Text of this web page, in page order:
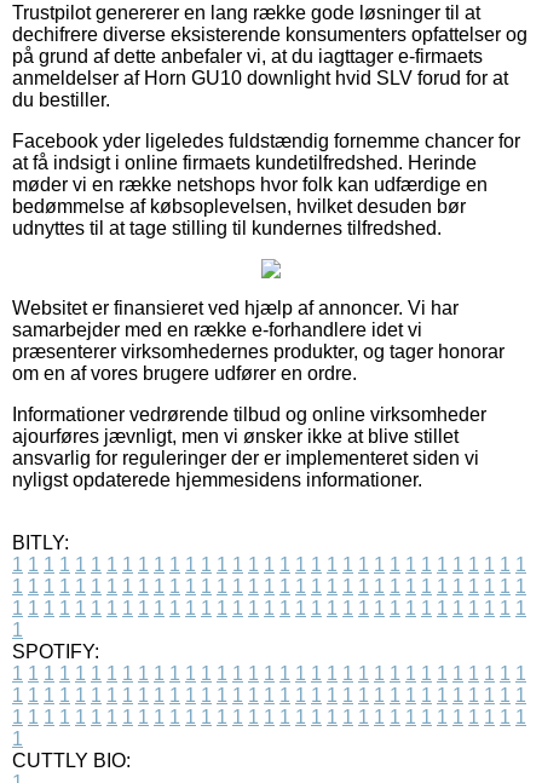
Trustpilot genererer en lang række gode løsninger til at
dechifrere diverse eksisterende konsumenters opfattelser og
på grund af dette anbefaler vi, at du iagttager e-firmaets
anmeldelser af Horn GU10 downlight hvid SLV forud for at
du bestiller.
Facebook yder ligeledes fuldstændig fornemme chancer for
at få indsigt i online firmaets kundetilfredshed. Herinde
møder vi en række netshops hvor folk kan udfærdige en
bedømmelse af købsoplevelsen, hvilket desuden bør
udnyttes til at tage stilling til kundernes tilfredshed.
Websitet er finansieret ved hjælp af annoncer. Vi har
samarbejder med en række e-forhandlere idet vi
præsenterer virksomhedernes produkter, og tager honorar
om en af vores brugere udfører en ordre.
Informationer vedrørende tilbud og online virksomheder
ajourføres jævnligt, men vi ønsker ikke at blive stillet
ansvarlig for reguleringer der er implementeret siden vi
nyligst opdaterede hjemmesidens informationer.
BITLY:
1 1 1 1 1 1 1 1 1 1 1 1 1 1 1 1 1 1 1 1 1 1 1 1 1 1 1 1 1 1 1 1 1
1 1 1 1 1 1 1 1 1 1 1 1 1 1 1 1 1 1 1 1 1 1 1 1 1 1 1 1 1 1 1 1 1
1 1 1 1 1 1 1 1 1 1 1 1 1 1 1 1 1 1 1 1 1 1 1 1 1 1 1 1 1 1 1 1 1
1
SPOTIFY:
1 1 1 1 1 1 1 1 1 1 1 1 1 1 1 1 1 1 1 1 1 1 1 1 1 1 1 1 1 1 1 1 1
1 1 1 1 1 1 1 1 1 1 1 1 1 1 1 1 1 1 1 1 1 1 1 1 1 1 1 1 1 1 1 1 1
1 1 1 1 1 1 1 1 1 1 1 1 1 1 1 1 1 1 1 1 1 1 1 1 1 1 1 1 1 1 1 1 1
1
CUTTLY BIO: